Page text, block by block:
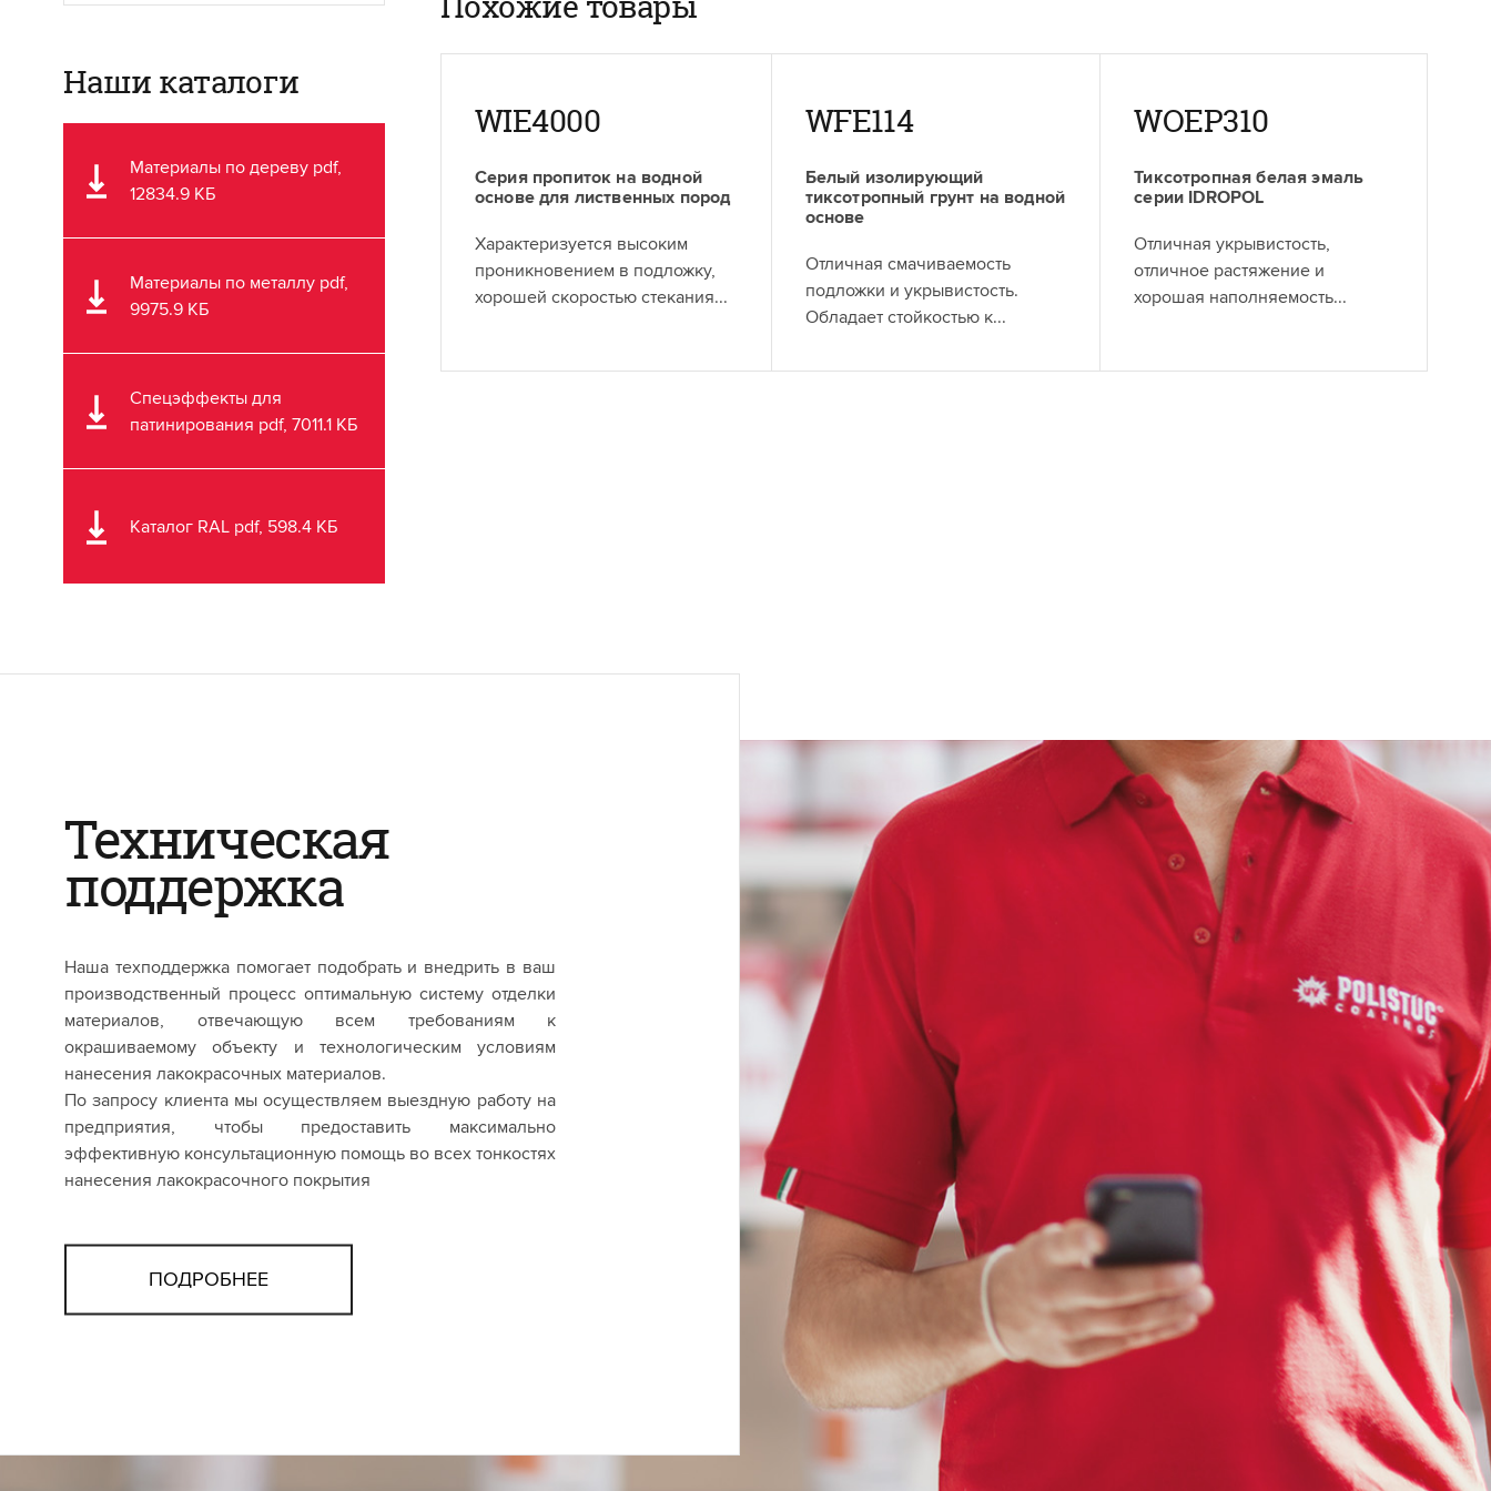
Наши каталоги
Материалы по дереву pdf,
12834.9 КБ
Материалы по металлу pdf,
9975.9 КБ
Спецэффекты для
патинирования pdf, 7011.1 КБ
Каталог RAL pdf, 598.4 КБ
WIE4000
Серия пропиток на водной
основе для лиственных пород
Характеризуется высоким
проникновением в подложку,
хорошей скоростью стекания...
WFE114
Белый изолирующий
тиксотропный грунт на водной
основе
Отличная смачиваемость
подложки и укрывистость.
Обладает стойкостью к...
WOEP310
Тиксотропная белая эмаль
серии IDROPOL
Отличная укрывистость,
отличное растяжение и
хорошая наполняемость...
Техническая
поддержка
Наша техподдержка помогает подобрать и внедрить в ваш
производственный процесс оптимальную систему отделки
материалов, отвечающую всем требованиям к
окрашиваемому объекту и технологическим условиям
нанесения лакокрасочных материалов.
По запросу клиента мы осуществляем выездную работу на
предприятия, чтобы предоставить максимально
эффективную консультационную помощь во всех тонкостях
нанесения лакокрасочного покрытия
ПОДРОБНЕЕ